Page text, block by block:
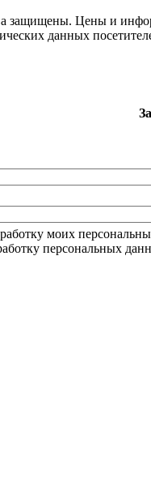
Цены и
данных
моих
персональных